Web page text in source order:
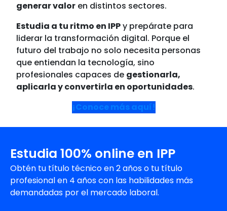
generar valor en distintos sectores.
Estudia a tu ritmo en IPPy prepárate para
liderar la transformación digital. Porque el
futuro del trabajo no solo necesita personas
que entiendan la tecnología, sino
profesionales capaces de gestionarla,
aplicarla y convertirla en oportunidades.
¡Conoce más aquí!
Estudia 100% online en IPP
Obtén tu título técnico en 2 años o tu título
profesional en 4 años con las habilidades más
demandadas por el mercado laboral.